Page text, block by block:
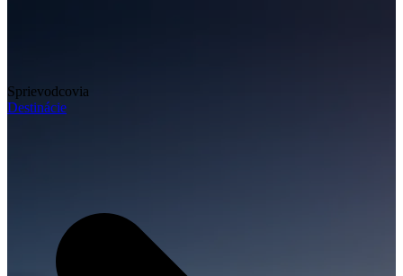
Sprievodcovia
Destinácie